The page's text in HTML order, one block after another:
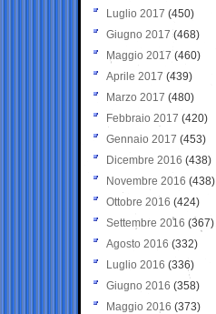
Luglio 2017 (450)
Giugno 2017 (468)
Maggio 2017 (460)
Aprile 2017 (439)
Marzo 2017 (480)
Febbraio 2017 (420)
Gennaio 2017 (453)
Dicembre 2016 (438)
Novembre 2016 (438)
Ottobre 2016 (424)
Settembre 2016 (367)
Agosto 2016 (332)
Luglio 2016 (336)
Giugno 2016 (358)
Maggio 2016 (373)